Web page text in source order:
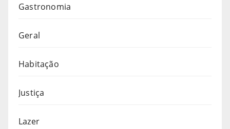
Gastronomia
Geral
Habitação
Justiça
Lazer